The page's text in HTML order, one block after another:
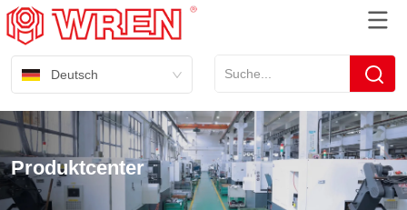
Deutsch
Produktcenter